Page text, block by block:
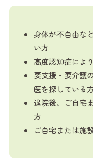
身体が不自由な
い方
高度認知症によ
要支援・要介護
医を探している
退院後、ご自宅
方
ご自宅または施